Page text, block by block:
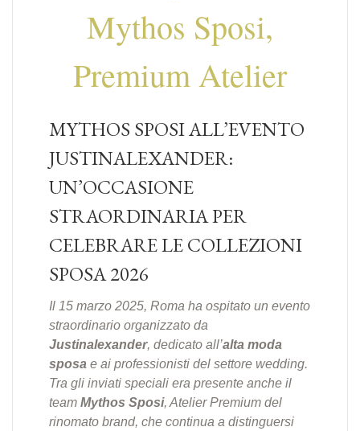
Mythos Sposi,
Premium Atelier
MYTHOS SPOSI ALL’EVENTO
JUSTINALEXANDER:
UN’OCCASIONE
STRAORDINARIA PER
CELEBRARE LE COLLEZIONI
SPOSA 2026
Il 15 marzo 2025, Roma ha ospitato un evento
straordinario organizzato da
Justinalexander, dedicato all’alta moda
sposa e ai professionisti del settore wedding.
Tra gli inviati speciali era presente anche il
team Mythos Sposi, Atelier Premium del
rinomato brand, che continua a distinguersi